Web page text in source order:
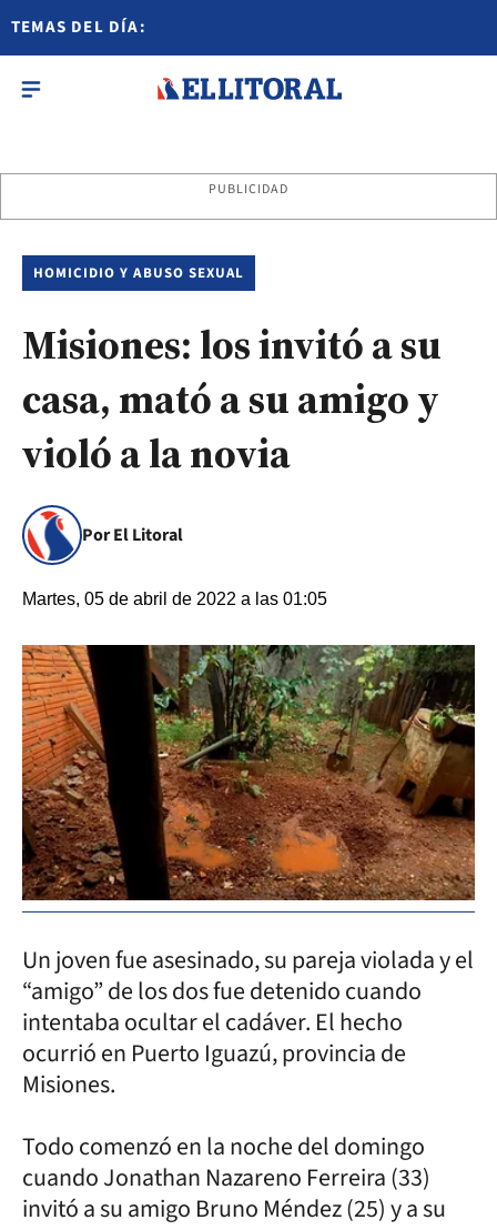
TEMAS DEL DÍA:
PUBLICIDAD
HOMICIDIO Y ABUSO SEXUAL
Misiones: los invitó a su
casa, mató a su amigo y
violó a la novia
Por El Litoral
Martes, 05 de abril de 2022 a las 01:05
Un joven fue asesinado, su pareja violada y el
“amigo” de los dos fue detenido cuando
intentaba ocultar el cadáver. El hecho
ocurrió en Puerto Iguazú, provincia de
Misiones.
Todo comenzó en la noche del domingo
cuando Jonathan Nazareno Ferreira (33)
invitó a su amigo Bruno Méndez (25) y a su